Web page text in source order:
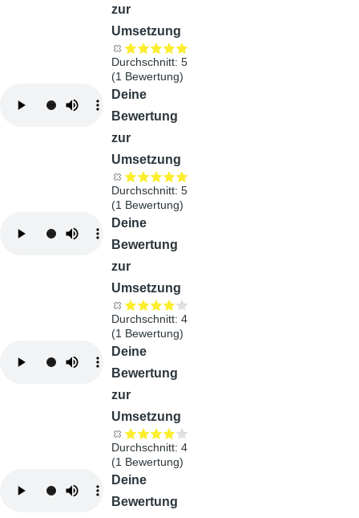
zur
Umsetzung
Durchschnitt: 5
(1Bewertung)
Deine
Bewertung
zur
Umsetzung
Durchschnitt: 5
(1Bewertung)
Deine
Bewertung
zur
Umsetzung
Durchschnitt: 4
(1Bewertung)
Deine
Bewertung
zur
Umsetzung
Durchschnitt: 4
(1Bewertung)
Deine
Bewertung